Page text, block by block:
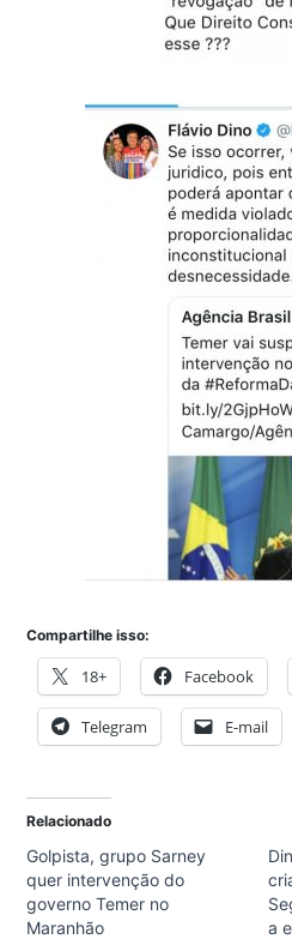
Compartilhe isso:
18+ Facebook
Telegram E-mail
Relacionado
Golpista, grupo Sarney
quer intervenção do
governo Temer no
Maranhão
a